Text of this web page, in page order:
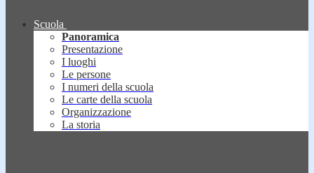
Scuola
Panoramica
Presentazione
I luoghi
Le persone
I numeri della scuola
Le carte della scuola
Organizzazione
La storia